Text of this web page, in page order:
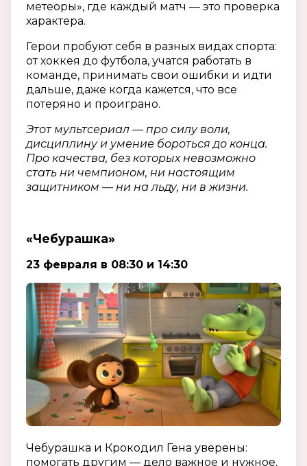
метеоры», где каждый матч — это проверка
характера.
Герои пробуют себя в разных видах спорта:
от хоккея до футбола, учатся работать в
команде, принимать свои ошибки и идти
дальше, даже когда кажется, что все
потеряно и проиграно.
Этот мультсериал — про силу воли,
дисциплину и умение бороться до конца.
Про качества, без которых невозможно
стать ни чемпионом, ни настоящим
защитником — ни на льду, ни в жизни.
«Чебурашка»
23 февраля в 08:30 и 14:30
Чебурашка и Крокодил Гена уверены:
помогать другим — дело важное и нужное.